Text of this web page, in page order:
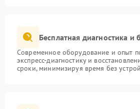
Бесплатная диагностика
Современное оборудование и опыт
экспресс-диагностику и
сроки, минимизируя время без